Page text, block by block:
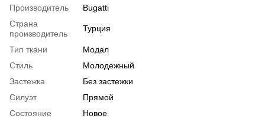
Производитель
Bugatti
Страна
производитель
Турция
Тип ткани
Модал
Стиль
Молодежный
Застежка
Без застежки
Силуэт
Прямой
Состояние
Новое